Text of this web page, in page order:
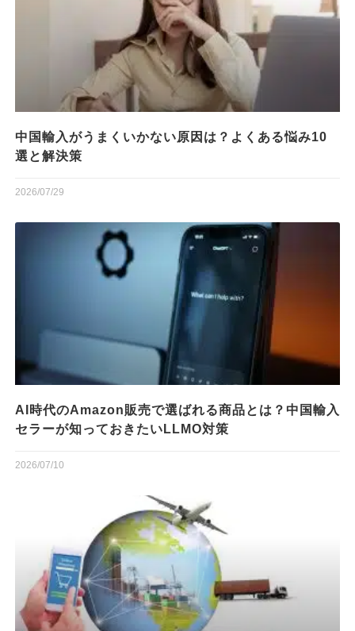
中国輸入がうまくいかない原因は？よくある悩み10
選と解決策
2026/07/29
AI時代のAmazon販売で選ばれる商品とは？中国輸入
セラーが知っておきたいLLMO対策
2026/07/10